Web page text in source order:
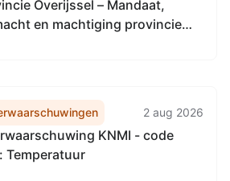
Overijssel – Mandaat,
en machtiging provincie
2 aug 2026
KNMI - code
Temperatuur